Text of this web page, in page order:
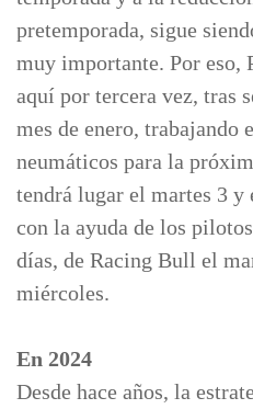
pretemporada, sigue
muy importante. Por
aquí por tercera vez, tras
mes de enero, trabajando
neumáticos para la
tendrá lugar el martes 3
con la ayuda de los
días, de Racing Bull el
miércoles.
En 2024
Desde hace años, la